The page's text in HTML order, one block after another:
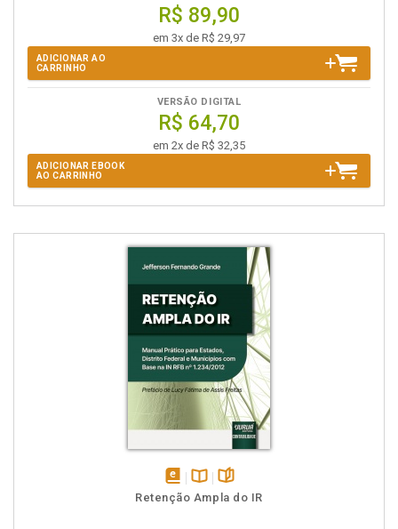
R$ 89,90
em 3x de R$ 29,97
ADICIONAR AO
CARRINHO
VERSÃO DIGITAL
R$ 64,70
em 2x de R$ 32,35
ADICIONAR EBOOK
AO CARRINHO
disponívelDisponível
páginas
Retenção Ampla do IR